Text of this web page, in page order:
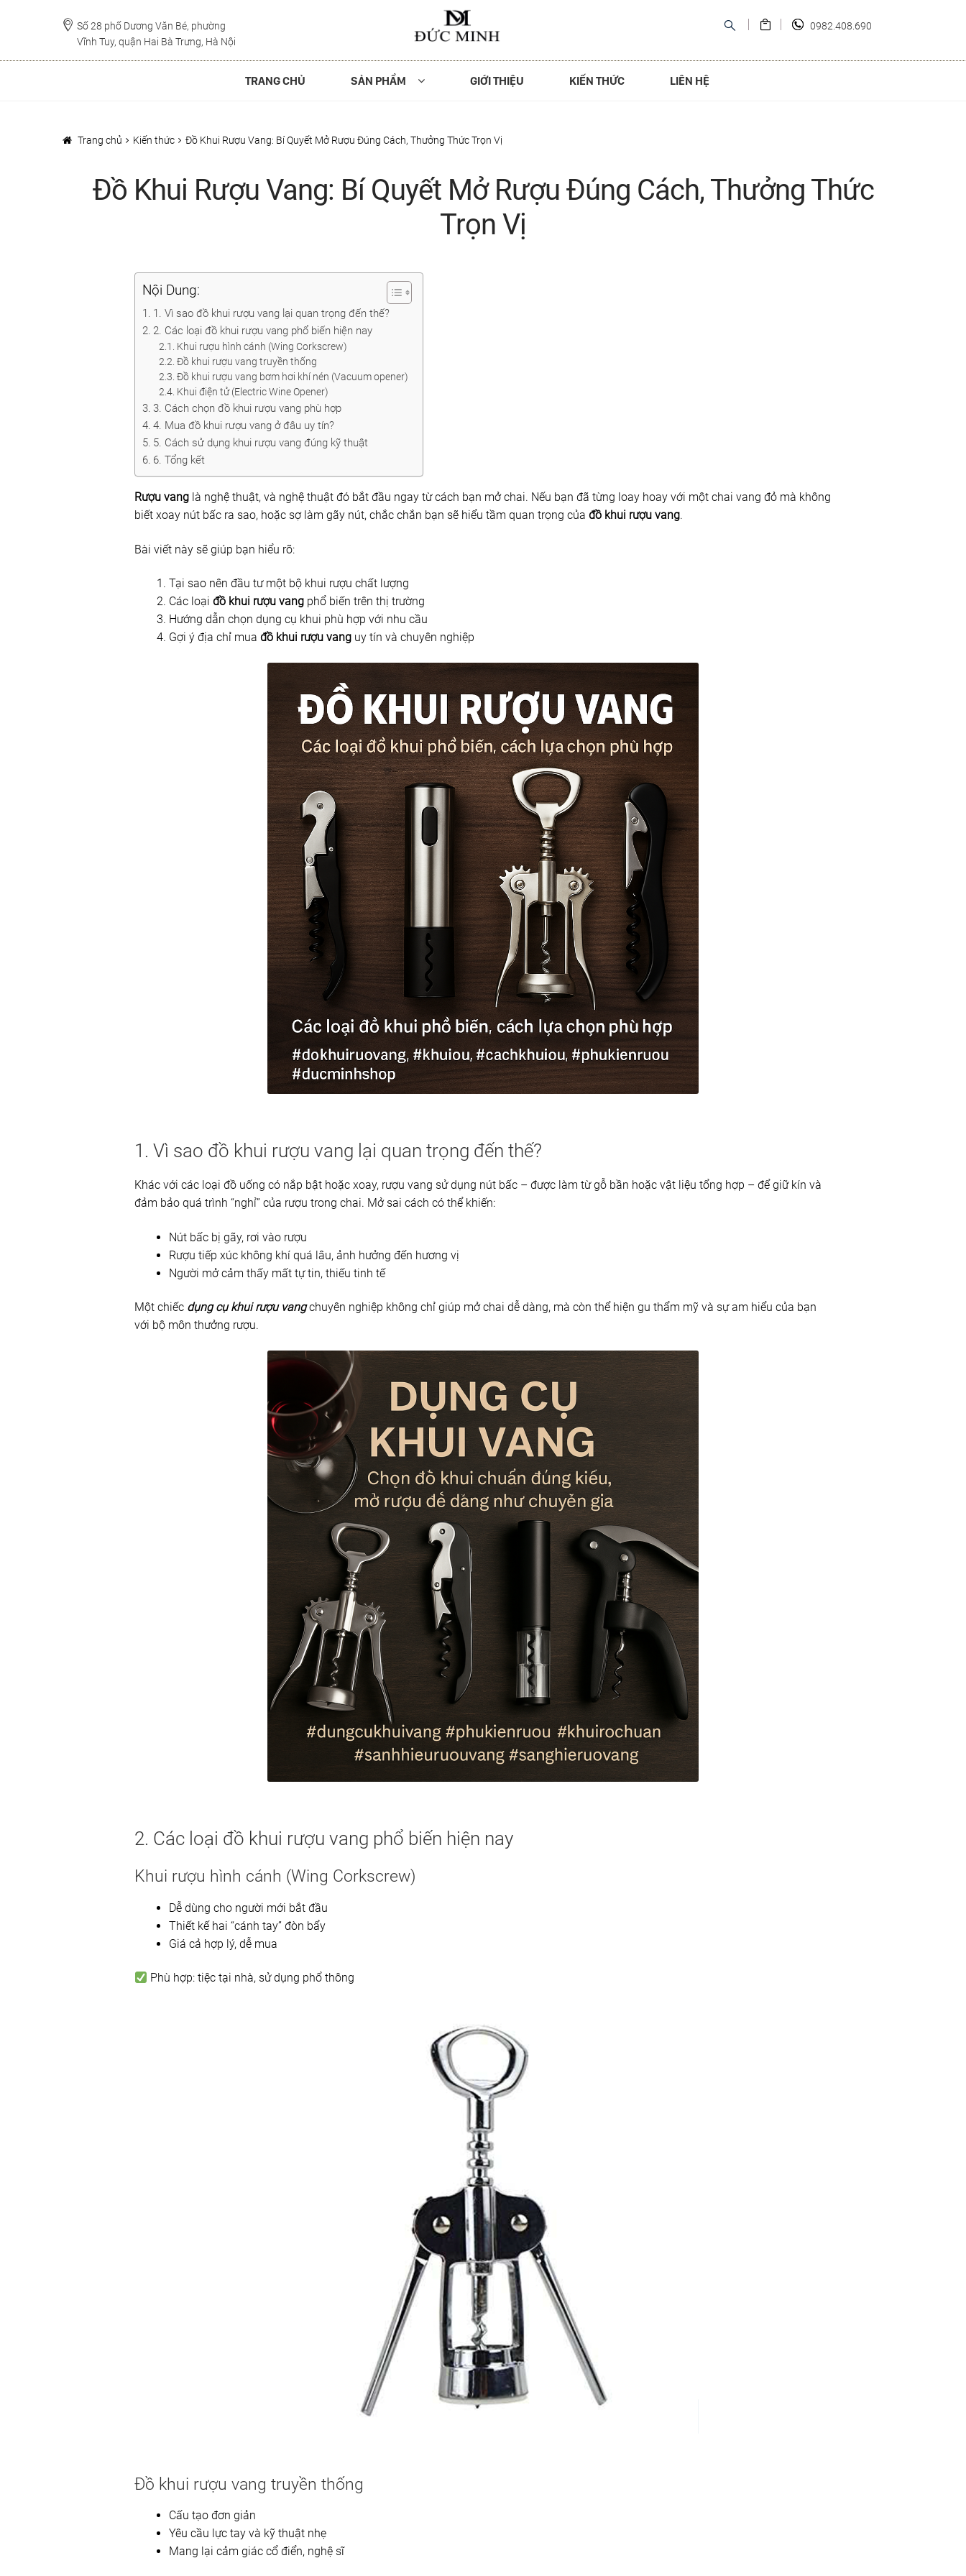
đến
Điều
hướng
đến
nội
dung
Số 28 phố Dương Văn Bé, phường
Vĩnh Tuy, quận Hai Bà Trưng, Hà Nội
0982.408.690
TRANG CHỦ SẢN PHẨM GIỚI THIỆU KIẾN THỨC LIÊN HỆ
Trang chủ Kiến thức Đồ Khui Rượu Vang: Bí Quyết Mở Rượu Đúng Cách, Thưởng Thức Trọn Vị
Đồ Khui Rượu Vang: Bí Quyết Mở Rượu Đúng Cách, Thưởng Thức
Trọn Vị
Nội Dung:
1. Vì sao đồ khui rượu vang lại quan trọng đến thế?
2. Các loại đồ khui rượu vang phổ biến hiện nay
Khui rượu hình cánh (Wing Corkscrew)
Đồ khui rượu vang truyền thống
Đồ khui rượu vang bơm hơi khí nén (Vacuum opener)
Khui điện tử (Electric Wine Opener)
3. Cách chọn đồ khui rượu vang phù hợp
4. Mua đồ khui rượu vang ở đâu uy tín?
5. Cách sử dụng khui rượu vang đúng kỹ thuật
6. Tổng kết
Rượu vang là nghệ thuật, và nghệ thuật đó bắt đầu ngay từ cách bạn mở chai. Nếu bạn đã từng loay hoay với một chai vang đỏ mà không
biết xoay nút bấc ra sao, hoặc sợ làm gãy nút, chắc chắn bạn sẽ hiểu tầm quan trọng của đồ khui rượu vang.
Bài viết này sẽ giúp bạn hiểu rõ:
Tại sao nên đầu tư một bộ khui rượu chất lượng
Các loại đồ khui rượu vang phổ biến trên thị trường
Hướng dẫn chọn dụng cụ khui phù hợp với nhu cầu
Gợi ý địa chỉ mua đồ khui rượu vang uy tín và chuyên nghiệp
1. Vì sao đồ khui rượu vang lại quan trọng đến thế?
Khác với các loại đồ uống có nắp bật hoặc xoay, rượu vang sử dụng nút bấc – được làm từ gỗ bần hoặc vật liệu tổng hợp – để giữ kín và
đảm bảo quá trình “nghỉ” của rượu trong chai. Mở sai cách có thể khiến:
Nút bấc bị gãy, rơi vào rượu
Rượu tiếp xúc không khí quá lâu, ảnh hưởng đến hương vị
Người mở cảm thấy mất tự tin, thiếu tinh tế
Một chiếc dụng cụ khui rượu vangchuyên nghiệp không chỉ giúp mở chai dễ dàng, mà còn thể hiện gu thẩm mỹ và sự am hiểu của bạn
với bộ môn thưởng rượu.
2. Các loại đồ khui rượu vang phổ biến hiện nay
Khui rượu hình cánh (Wing Corkscrew)
Dễ dùng cho người mới bắt đầu
Thiết kế hai “cánh tay” đòn bẩy
Giá cả hợp lý, dễ mua
Phù hợp: tiệc tại nhà, sử dụng phổ thông
Đồ khui rượu vang truyền thống
Cấu tạo đơn giản
Yêu cầu lực tay và kỹ thuật nhẹ
Mang lại cảm giác cổ điển, nghệ sĩ